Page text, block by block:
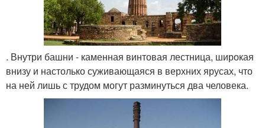
. Внутри башни - каменная винтовая лестница, широкая
внизу и настолько суживающаяся в верхних ярусах, что
на ней лишь с трудом могут разминуться два человека.